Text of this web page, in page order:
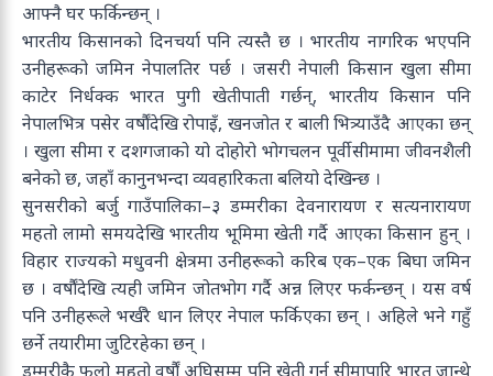
आफ्नै घर फर्किन्छन् ।
भारतीय किसानको दिनचर्या पनि त्यस्तै छ । भारतीय नागरिक भएपनि
उनीहरूको जमिन नेपालतिर पर्छ । जसरी नेपाली किसान खुला सीमा
काटेर निर्धक्क भारत पुगी खेतीपाती गर्छन्, भारतीय किसान पनि
नेपालभित्र पसेर वर्षौंदेखि रोपाइँ, खनजोत र बाली भित्र्याउँदै आएका छन्
। खुला सीमा र दशगजाको यो दोहोरो भोगचलन पूर्वी सीमामा जीवनशैली
बनेको छ, जहाँ कानुनभन्दा व्यवहारिकता बलियो देखिन्छ ।
सुनसरीको बर्जु गाउँपालिका–३ डम्मरीका देवनारायण र सत्यनारायण
महतो लामो समयदेखि भारतीय भूमिमा खेती गर्दै आएका किसान हुन् ।
विहार राज्यको मधुवनी क्षेत्रमा उनीहरूको करिब एक–एक बिघा जमिन
छ । वर्षौंदेखि त्यही जमिन जोतभोग गर्दै अन्न लिएर फर्कन्छन् । यस वर्ष
पनि उनीहरूले भर्खरै धान लिएर नेपाल फर्किएका छन् । अहिले भने गहुँ
छर्ने तयारीमा जुटिरहेका छन् ।
डम्मरीकै फुलो महतो वर्षौं अघिसम्म पनि खेती गर्न सीमापारि भारत जान्थे